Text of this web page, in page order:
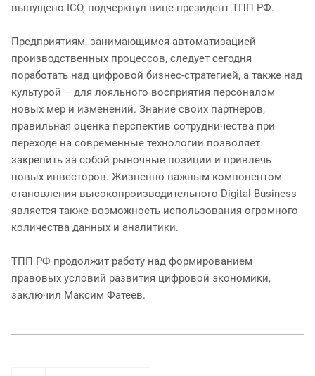
выпущено ICO, подчеркнул вице-президент ТПП РФ.
Предприятиям, занимающимся автоматизацией
производственных процессов, следует сегодня
поработать над цифровой бизнес-стратегией, а также над
культурой – для лояльного восприятия персоналом
новых мер и изменений. Знание своих партнеров,
правильная оценка перспектив сотрудничества при
переходе на современные технологии позволяет
закрепить за собой рыночные позиции и привлечь
новых инвесторов. Жизненно важным компонентом
становления высокопроизводительного Digital Business
является также возможность использования огромного
количества данных и аналитики.
ТПП РФ продолжит работу над формированием
правовых условий развития цифровой экономики,
заключил Максим Фатеев.